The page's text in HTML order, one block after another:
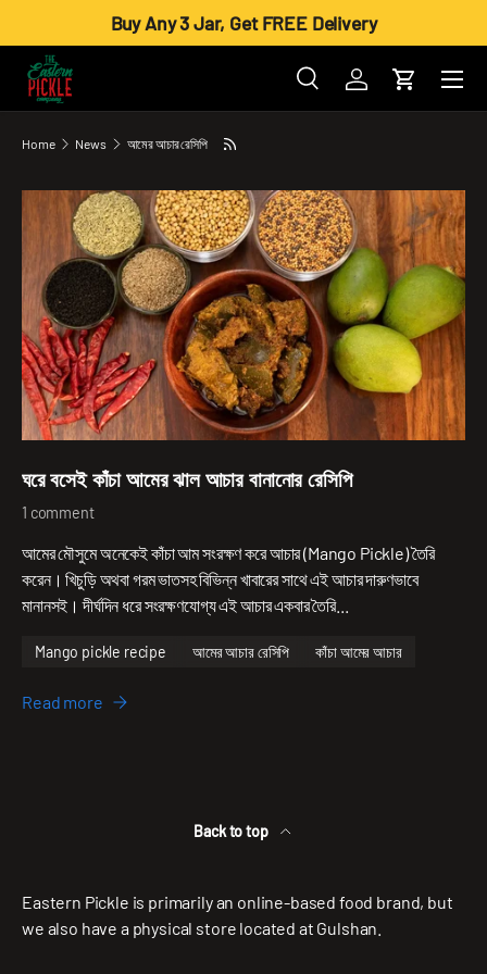
Skip to content
Buy Any 3 Jar, Get FREE Delivery
Search
Product type
SearchLog inCart
Menu
Home News আমের আচার রেসিপি
ঘরে বসেই কাঁচা আমের ঝাল আচার বানানোর রেসিপি
1 comment
আমের মৌসুমে অনেকেই কাঁচা আম সংরক্ষণ করে আচার (Mango Pickle) তৈরি
করেন। খিচুড়ি অথবা গরম ভাতসহ বিভিন্ন খাবারের সাথে এই আচার দারুণভাবে
মানানসই। দীর্ঘদিন ধরে সংরক্ষণযোগ্য এই আচার একবার তৈরি...
Mango pickle recipe আমের আচার রেসিপি কাঁচা আমের আচার
Read more
Back to top
Eastern Pickle is primarily an online-based food brand, but
we also have a physical store located at Gulshan.